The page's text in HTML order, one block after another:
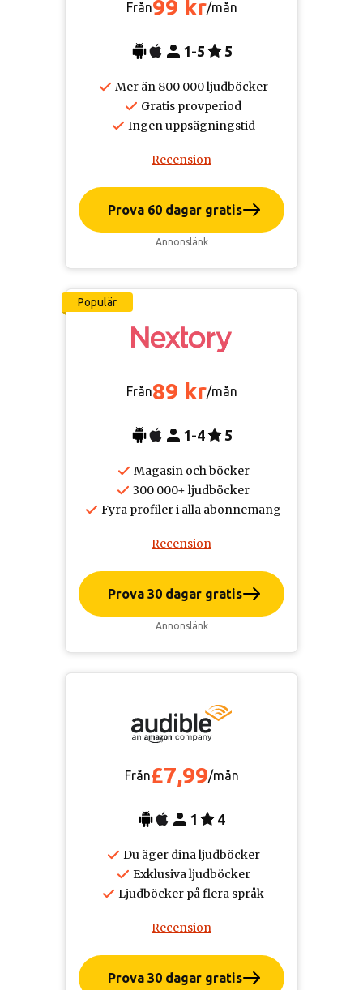
Från99 kr/mån
1-5 5
Mer än 800 000 ljudböcker
Gratis provperiod
Ingen uppsägningstid
Recension
Prova 60 dagar gratis
Annonslänk
Populär
Från89 kr/mån
1-4 5
Magasin och böcker
300 000+ ljudböcker
Fyra profiler i alla abonnemang
Recension
Prova 30 dagar gratis
Annonslänk
Från£7,99/mån
1 4
Du äger dina ljudböcker
Exklusiva ljudböcker
Ljudböcker på flera språk
Recension
Prova 30 dagar gratis